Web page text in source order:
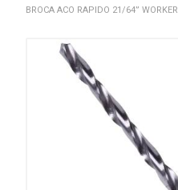
BROCA ACO RAPIDO 21/64” WORKER